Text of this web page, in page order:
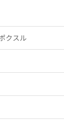
クスル